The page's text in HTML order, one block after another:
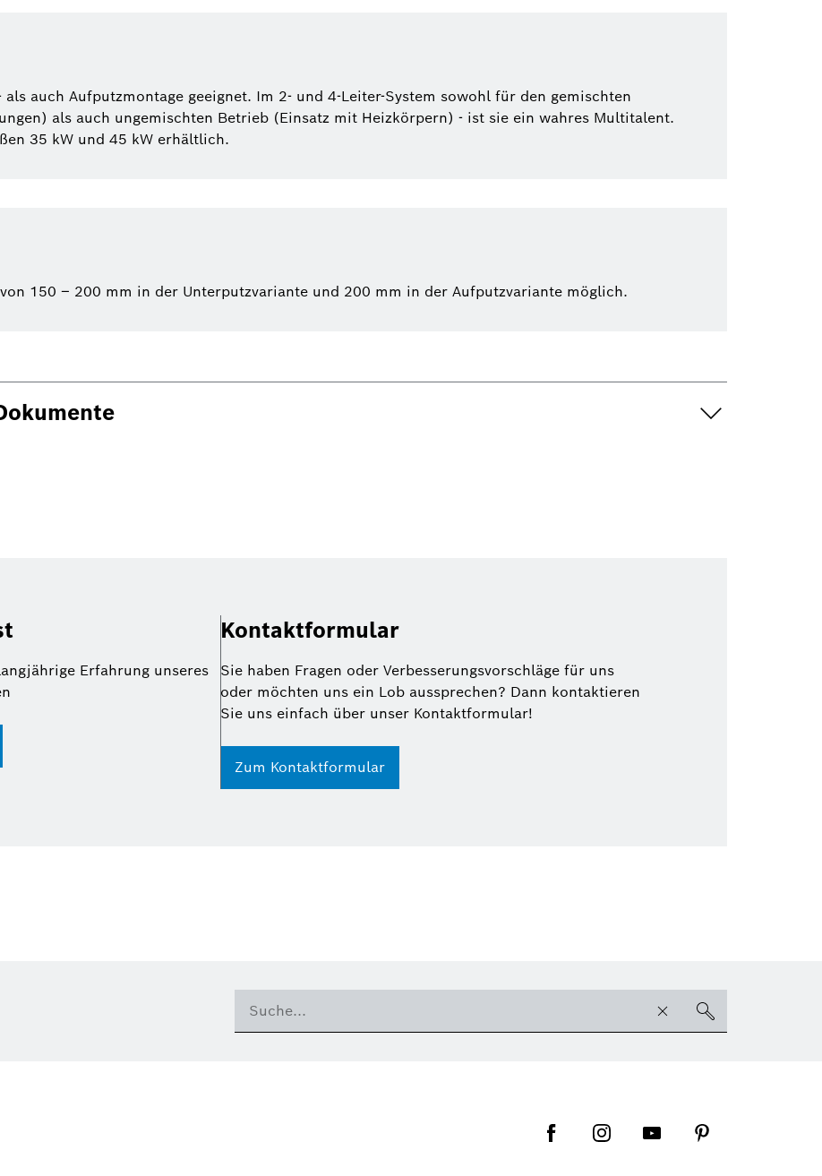
auch Aufputzmontage geeignet. Im 2- und 4-Leiter-System sowohl für den gemischten
als auch ungemischten Betrieb (Einsatz mit Heizkörpern) - ist sie ein wahres Multitalent.
35 kW und 45 kW erhältlich.
150 – 200 mm in der Unterputzvariante und 200 mm in der Aufputzvariante möglich.
Erfahrung unseres
Kontaktformular
Sie haben Fragen oder Verbesserungsvorschläge für uns
oder möchten uns ein Lob aussprechen? Dann kontaktieren
Sie uns einfach über unser Kontaktformular!
Zum Kontaktformular